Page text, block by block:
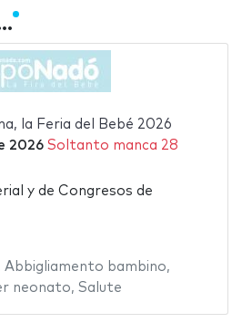
la Feria del Bebé 2026
2026 Soltanto manca 28
y de Congresos de
Abbigliamento bambino,
neonato, Salute